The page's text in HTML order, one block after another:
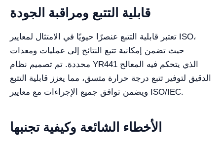
قابلية التتبع ومراقبة الجودة
تعتبر قابلية التتبع عنصرًا حيويًا في الامتثال لمعايير ISO،
حيث تضمن إمكانية تتبع النتائج إلى عمليات ومعدات
محددة. تم تصميم نظام YR441 الذي يتحكم فيه المعالج
الدقيق لتوفير تتبع درجة حرارة متسق، مما يعزز قابلية التتبع
ويضمن توافق جميع الإجراءات مع معايير ISO/IEC.
الأخطاء الشائعة وكيفية تجنبها